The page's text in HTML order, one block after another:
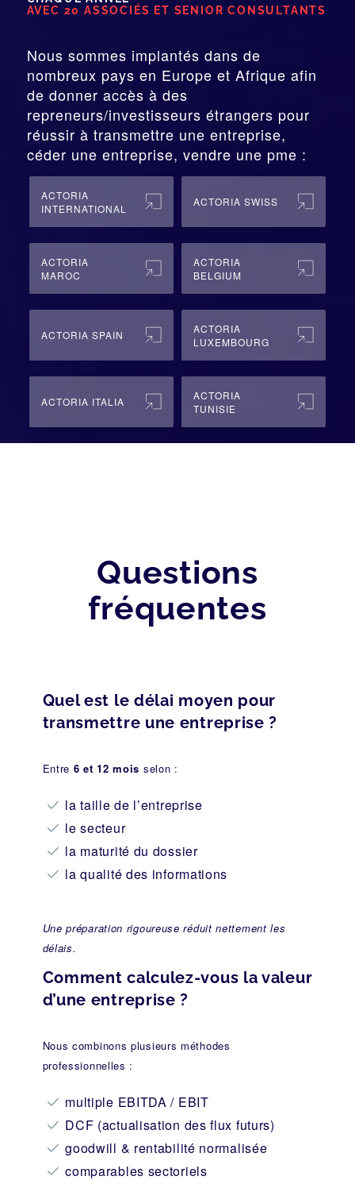
AVEC 20 ASSOCIÉS ET SENIOR CONSULTANTS
Nous sommes implantés dans de
nombreux pays en Europe et Afrique afin
de donner accès à des
repreneurs/investisseurs étrangers pour
réussir à transmettre une entreprise,
céder une entreprise, vendre une pme :
ACTORIA
INTERNATIONAL
ACTORIA SWISS
ACTORIA
MAROC
ACTORIA
BELGIUM
ACTORIA SPAIN
ACTORIA
LUXEMBOURG
ACTORIA ITALIA
ACTORIA
TUNISIE
Questions
fréquentes
Quel est le délai moyen pour
transmettre une entreprise ?
Entre 6 et 12 mois selon :
la taille de l’entreprise
le secteur
la maturité du dossier
la qualité des informations
Une préparation rigoureuse réduit nettement les
délais.
Comment calculez-vous la valeur
d’une entreprise ?
Nous combinons plusieurs méthodes
professionnelles :
multiple EBITDA / EBIT
DCF (actualisation des flux futurs)
goodwill & rentabilité normalisée
comparables sectoriels